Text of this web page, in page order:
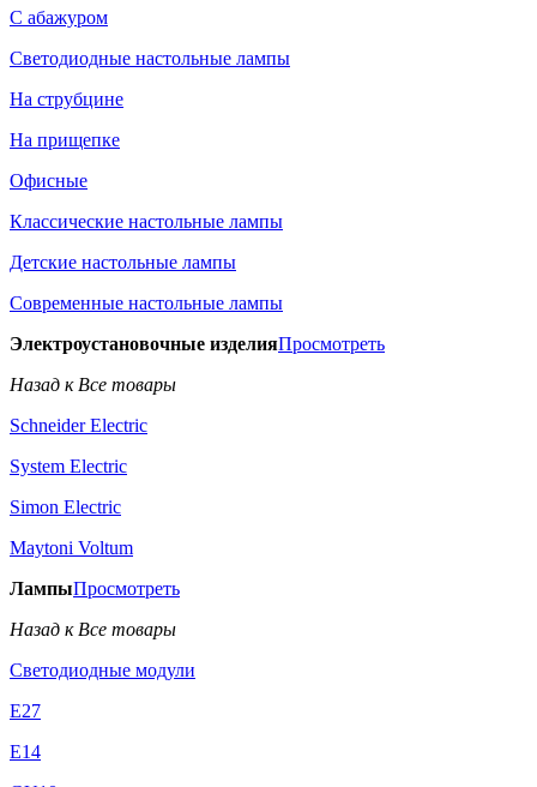
С абажуром
Светодиодные настольные лампы
На струбцине
На прищепке
Офисные
Классические настольные лампы
Детские настольные лампы
Современные настольные лампы
Электроустановочные изделияПросмотреть
Назад к Все товары
Schneider Electric
System Electric
Simon Electric
Maytoni Voltum
ЛампыПросмотреть
Назад к Все товары
Светодиодные модули
E27
E14